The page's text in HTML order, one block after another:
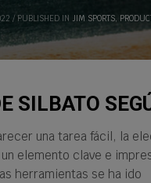
/ PUBLISHED IN JIM SPORTS,
SILBATO
una tarea fácil, la
elemento clave e
herramientas se ha ido